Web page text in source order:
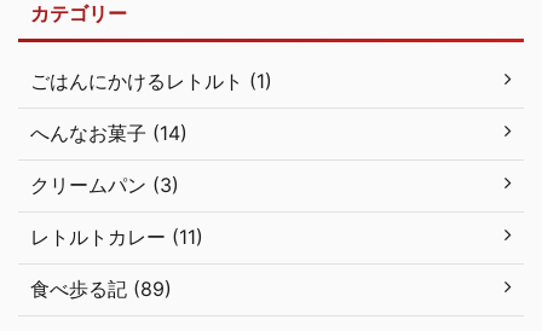
カテゴリー
ごはんにかけるレトルト (1)
へんなお菓子 (14)
クリームパン (3)
レトルトカレー (11)
食べ歩る記 (89)